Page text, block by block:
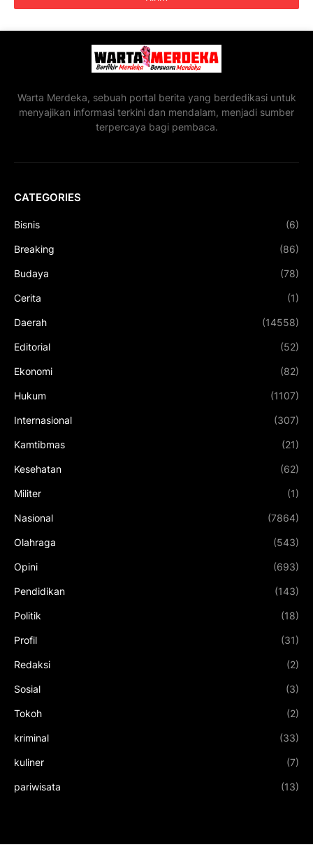
Warta Merdeka, sebuah portal berita yang berdedikasi untuk
menyajikan informasi terkini dan mendalam, menjadi sumber
terpercaya bagi pembaca.
CATEGORIES
Bisnis (6)
Breaking (86)
Budaya (78)
Cerita (1)
Daerah (14558)
Editorial (52)
Ekonomi (82)
Hukum (1107)
Internasional (307)
Kamtibmas (21)
Kesehatan (62)
Militer (1)
Nasional (7864)
Olahraga (543)
Opini (693)
Pendidikan (143)
Politik (18)
Profil (31)
Redaksi (2)
Sosial (3)
Tokoh (2)
kriminal (33)
kuliner (7)
pariwisata (13)